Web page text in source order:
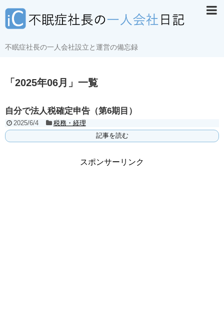
不眠症社長の一人会社設立と運営の備忘録
「 2025年06月 」 一覧
自分で法人税確定申告（第6期目）
2025/6/4
税務・経理
記事を読む
スポンサーリンク